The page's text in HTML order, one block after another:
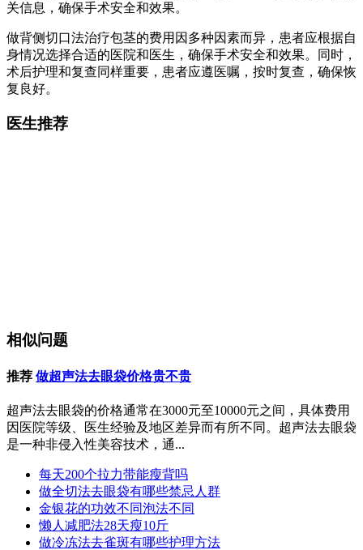
关信息，确保手术安全和效果。
做背侧切口法治疗包茎的费用因多种因素而异，患者应根据自
身情况选择合适的医院和医生，确保手术安全和效果。同时，
术后护理和复查同样重要，患者应遵医嘱，按时复查，确保恢
复良好。
医生推荐
相似问题
推荐 做超声法去眼袋价格贵不贵
超声法去眼袋的价格通常在3000元至10000元之间，具体费用
因医院等级、医生经验及地区差异而有所不同。超声法去眼袋
是一种非侵入性美容技术，通...
每天200个拉力带能瘦背吗
做全切法去眼袋有哪些禁忌人群
金银花的功效不同泡法不同
懒人减肥法28天瘦10斤
做冷冻法去雀斑有哪些护理方法